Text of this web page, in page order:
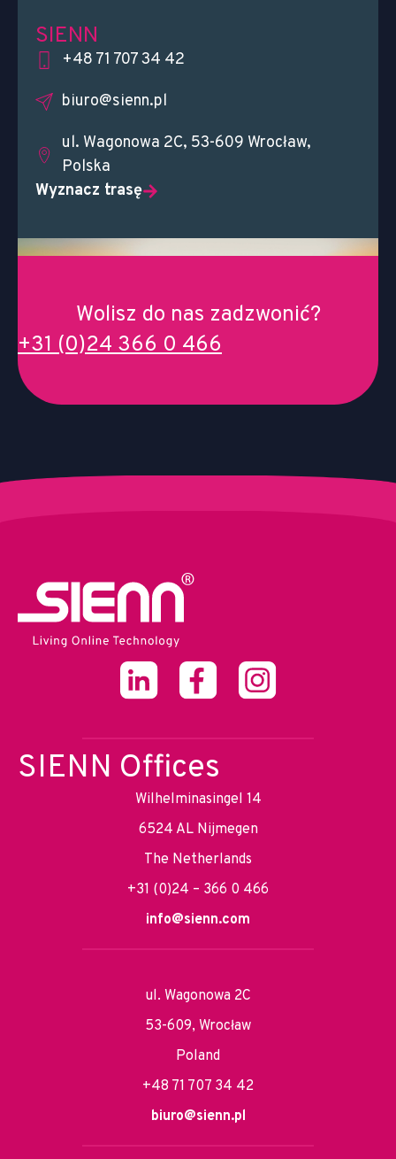
SIENN
+48 71 707 34 42
biuro@sienn.pl
ul. Wagonowa 2C, 53-609 Wrocław,
Polska
Wyznacz trasę
Wolisz do nas zadzwonić?
+31 (0)24 366 0 466
SIENN Offices
Wilhelminasingel 14
6524 AL Nijmegen
The Netherlands
+31 (0)24 – 366 0 466
info@sienn.com
ul. Wagonowa 2C
53-609, Wrocław
Poland
+48 71 707 34 42
biuro@sienn.pl